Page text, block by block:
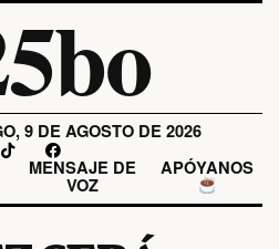
9 DE AGOSTO DE 2026
MENSAJE DE
VOZ
APÓYANOS